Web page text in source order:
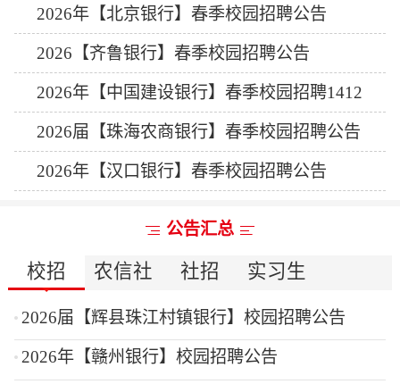
2026年【北京银行】春季校园招聘公告
2026【齐鲁银行】春季校园招聘公告
2026年【中国建设银行】春季校园招聘1412
人公告
2026届【珠海农商银行】春季校园招聘公告
2026年【汉口银行】春季校园招聘公告
公告汇总
校招 农信社 社招 实习生
2026届【辉县珠江村镇银行】校园招聘公告
2026年【赣州银行】校园招聘公告